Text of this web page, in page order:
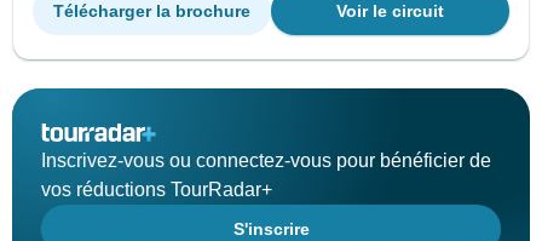
Voir le circuit
Télécharger la brochure
Inscrivez-vous ou connectez-vous pour bénéficier de
vos réductions TourRadar+
S'inscrire